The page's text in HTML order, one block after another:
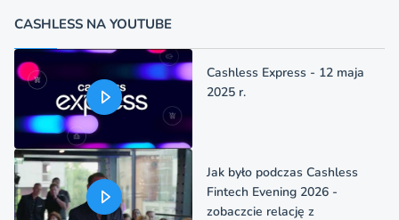
CASHLESS NA YOUTUBE
Cashless Express - 12 maja
2025 r.
Jak było podczas Cashless
Fintech Evening 2026 -
zobaczcie relację z